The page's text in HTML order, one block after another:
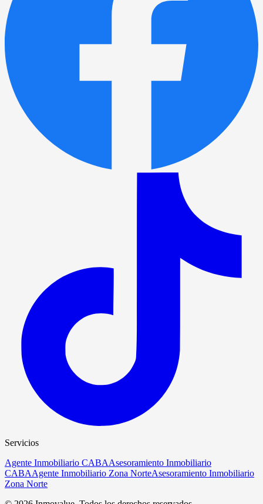
Servicios
Agente Inmobiliario CABAAsesoramiento Inmobiliario
CABAAgente Inmobiliario Zona NorteAsesoramiento Inmobiliario
Zona Norte